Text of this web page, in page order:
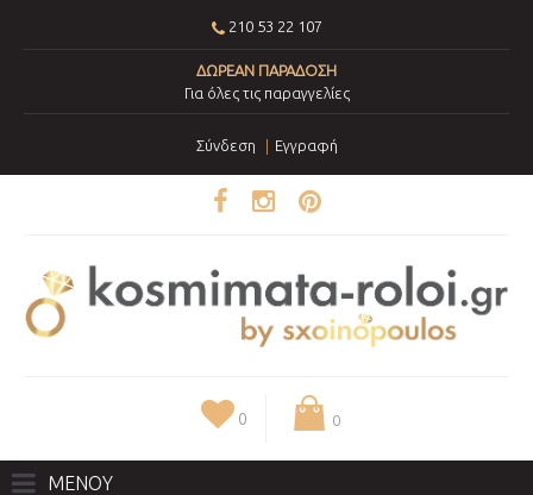
210 53 22 107
ΔΩΡΕΑΝ ΠΑΡΑΔΟΣΗ
Για όλες τις παραγγελίες
Σύνδεση Εγγραφή
0 0
ΜΕΝΟΥ